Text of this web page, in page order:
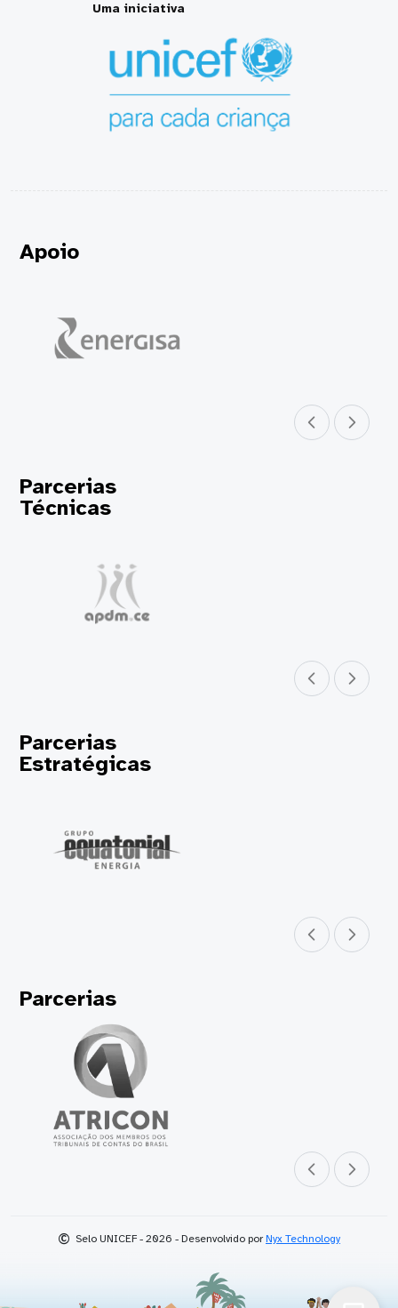
Uma iniciativa
Apoio
Parceiro anterior
Próximo
Parcerias
Técnicas
Parceiro anterior
Próximo
Parcerias
Estratégicas
Parceiro anterior
Próximo
Parcerias
Parceiro anterior
Próximo
© Selo UNICEF - 2026 - Desenvolvido por Nyx Technology